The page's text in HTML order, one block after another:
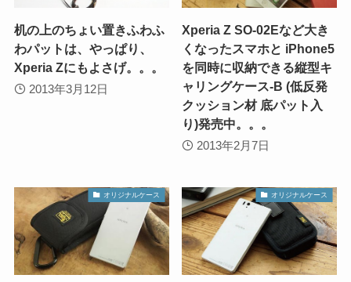
机の上のちょい置きふわふ
わパットは、やっぱり、
Xperia Zにもよさげ。。。
2013年3月12日
Xperia Z SO-02Eなど大き
くなったスマホと iPhone5
を同時に収納できる縦型キ
ャリングケース-B (低反発
クッション材 底パット入
り)発売中。。。
2013年2月7日
オリジナルケース オリジナルケース